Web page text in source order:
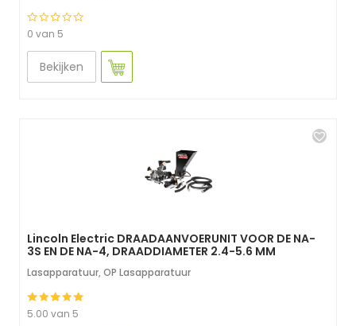
0 van 5
Bekijken
Lincoln Electric DRAADAANVOERUNIT VOOR DE NA-
3S EN DE NA-4, DRAADDIAMETER 2.4-5.6 MM
Lasapparatuur, OP Lasapparatuur
5.00 van 5